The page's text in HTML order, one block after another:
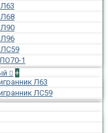
Л68
Л90
Л96
ЛС59
1
+
Л63
ЛС59